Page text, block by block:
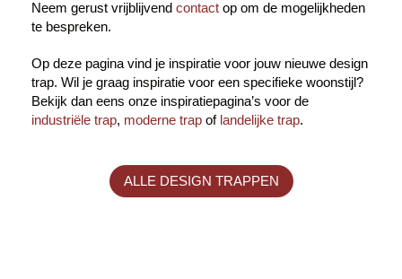
Neem gerust vrijblijvend contact op om de mogelijkheden
te bespreken.
Op deze pagina vind je inspiratie voor jouw nieuwe design
trap. Wil je graag inspiratie voor een specifieke woonstijl?
Bekijk dan eens onze inspiratiepagina’s voor de
industriële trap, moderne trap of landelijke trap.
ALLE DESIGN TRAPPEN